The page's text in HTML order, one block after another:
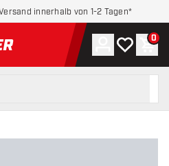
Versand innerhalb von 1-2 Tagen*
Startseite
Konto
Meine 0